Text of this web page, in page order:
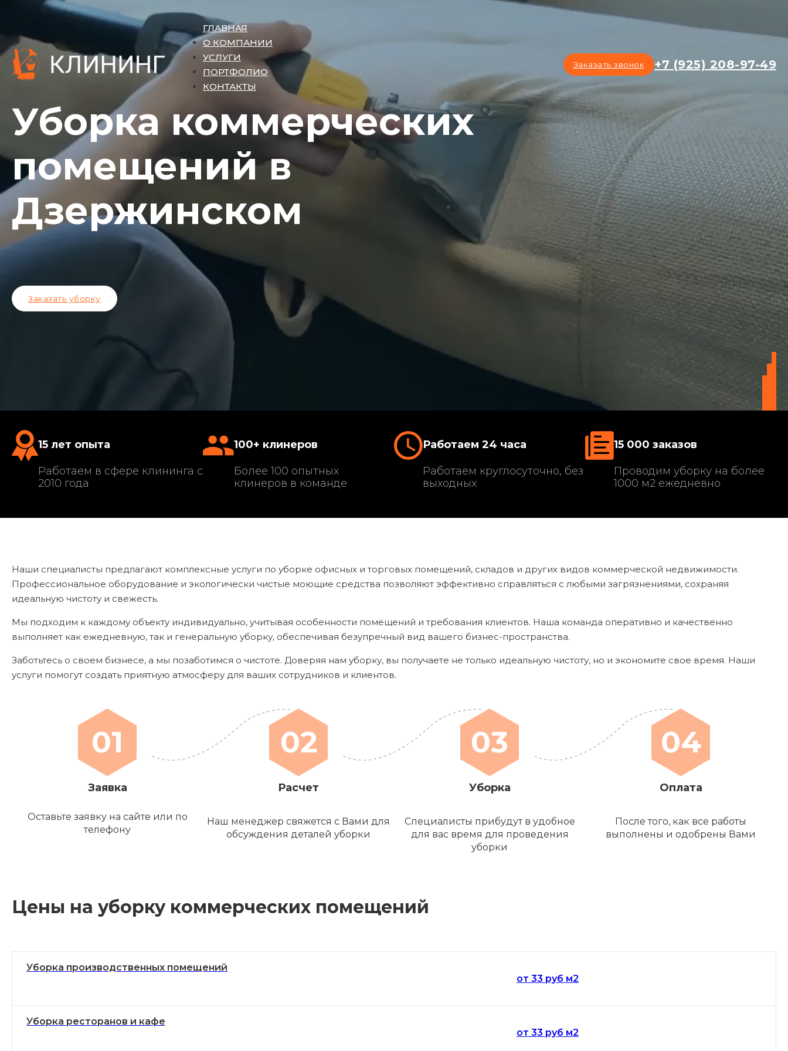
ГЛАВНАЯ
О КОМПАНИИ
УСЛУГИ
ПОРТФОЛИО
КОНТАКТЫ
Заказать звонок +7 (925) 208-97-49
Уборка коммерческих
помещений в
Дзержинском
Заказать уборку
15 лет опыта
Работаем в сфере клининга с
2010 года
100+ клинеров
Более 100 опытных
клинеров в команде
Работаем 24 часа
Работаем круглосуточно, без
выходных
15 000 заказов
Проводим уборку на более
1000 м2 ежедневно
Наши специалисты предлагают комплексные услуги по уборке офисных и торговых помещений, складов и других видов коммерческой недвижимости.
Профессиональное оборудование и экологически чистые моющие средства позволяют эффективно справляться с любыми загрязнениями, сохраняя
идеальную чистоту и свежесть.
Мы подходим к каждому объекту индивидуально, учитывая особенности помещений и требования клиентов. Наша команда оперативно и качественно
выполняет как ежедневную, так и генеральную уборку, обеспечивая безупречный вид вашего бизнес-пространства.
Заботьтесь о своем бизнесе, а мы позаботимся о чистоте. Доверяя нам уборку, вы получаете не только идеальную чистоту, но и экономите свое время. Наши
услуги помогут создать приятную атмосферу для ваших сотрудников и клиентов.
01
Заявка
Оставьте заявку на сайте или по
телефону
02
Расчет
Наш менеджер свяжется с Вами для
обсуждения деталей уборки
03
Уборка
Специалисты прибудут в удобное
для вас время для проведения
уборки
04
Оплата
После того, как все работы
выполнены и одобрены Вами
Цены на уборку коммерческих помещений
Уборка производственных помещений
от 33 руб м2
Уборка ресторанов и кафе
от 33 руб м2